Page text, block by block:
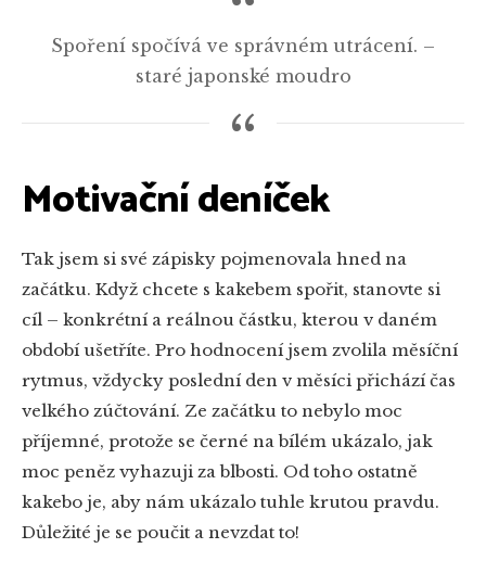
Spoření spočívá ve správném utrácení. –
staré japonské moudro
Motivační deníček
Tak jsem si své zápisky pojmenovala hned na
začátku. Když chcete s kakebem spořit, stanovte si
cíl – konkrétní a reálnou částku, kterou v daném
období ušetříte. Pro hodnocení jsem zvolila měsíční
rytmus, vždycky poslední den v měsíci přichází čas
velkého zúčtování. Ze začátku to nebylo moc
příjemné, protože se černé na bílém ukázalo, jak
moc peněz vyhazuji za blbosti. Od toho ostatně
kakebo je, aby nám ukázalo tuhle krutou pravdu.
Důležité je se poučit a nevzdat to!